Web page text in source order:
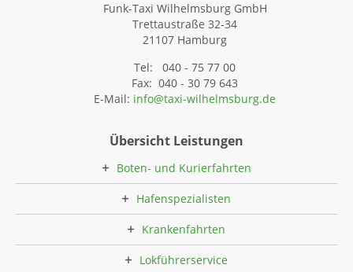
Funk-Taxi Wilhelmsburg GmbH
Trettaustraße 32-34
21107 Hamburg
Tel: 040 - 75 77 00
Fax: 040 - 30 79 643
E-Mail: info@taxi-wilhelmsburg.de
Übersicht Leistungen
Boten- und Kurierfahrten
Hafenspezialisten
Krankenfahrten
Lokführerservice